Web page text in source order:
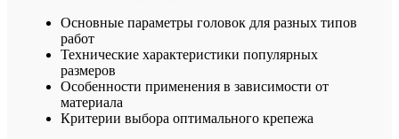
Основные параметры головок для разных типов
работ
Технические характеристики популярных
размеров
Особенности применения в зависимости от
материала
Критерии выбора оптимального крепежа